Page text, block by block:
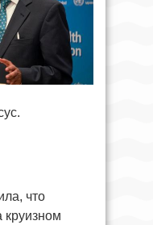
что
круизном